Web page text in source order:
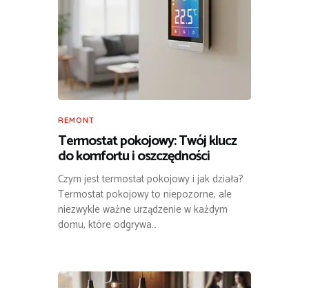
REMONT
Termostat pokojowy: Twój klucz
do komfortu i oszczędności
Czym jest termostat pokojowy i jak działa?
Termostat pokojowy to niepozorne, ale
niezwykle ważne urządzenie w każdym
domu, które odgrywa…